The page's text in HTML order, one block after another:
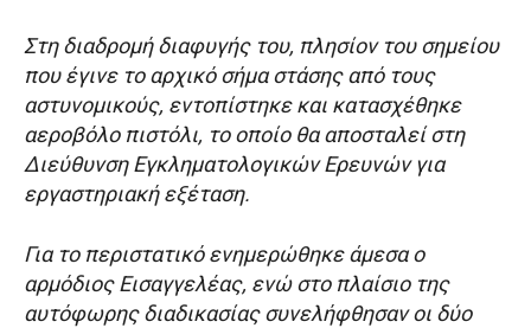
Στη διαδρομή διαφυγής του, πλησίον του σημείου
που έγινε το αρχικό σήμα στάσης από τους
αστυνομικούς, εντοπίστηκε και κατασχέθηκε
αεροβόλο πιστόλι, το οποίο θα αποσταλεί στη
Διεύθυνση Εγκληματολογικών Ερευνών για
εργαστηριακή εξέταση.
Για το περιστατικό ενημερώθηκε άμεσα ο
αρμόδιος Εισαγγελέας, ενώ στο πλαίσιο της
αυτόφωρης διαδικασίας συνελήφθησαν οι δύο